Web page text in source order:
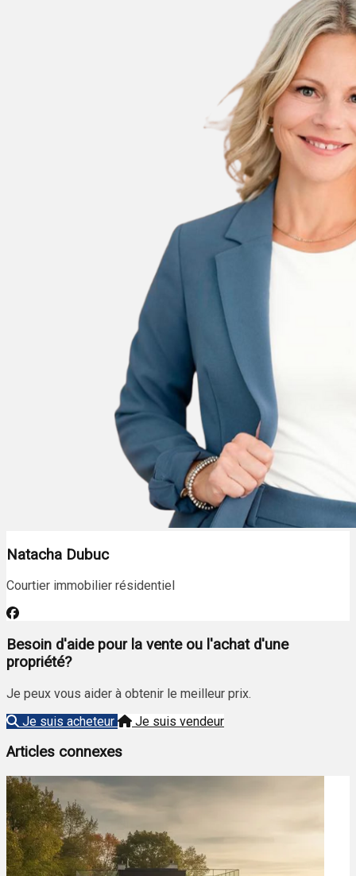
Natacha Dubuc
Courtier immobilier résidentiel
Besoin d'aide pour la vente ou l'achat d'une
propriété?
Je peux vous aider à obtenir le meilleur prix.
Je suis acheteur
Je suis vendeur
Articles connexes